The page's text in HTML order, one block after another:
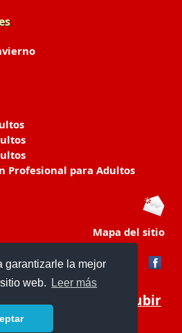
garantizarle la mejor
web.
Leer más
Profesional para Adultos
Mapa del sitio
Subir